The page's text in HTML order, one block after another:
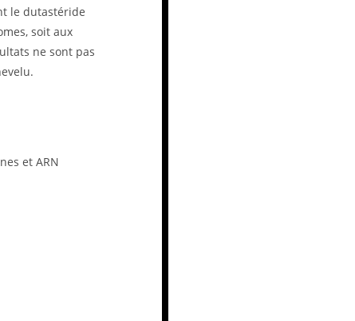
le dutastéride
soit aux
ne sont pas
et ARN